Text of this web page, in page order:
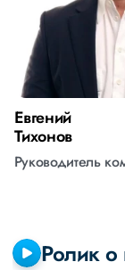
Евгений
Тихонов
Руководитель
Ролик